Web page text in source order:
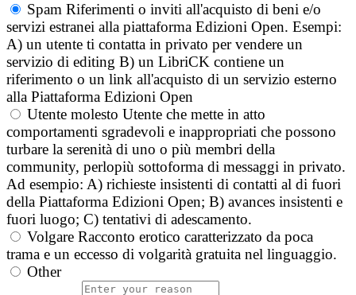
Spam Riferimenti o inviti all'acquisto di beni e/o
servizi estranei alla piattaforma Edizioni Open. Esempi:
A) un utente ti contatta in privato per vendere un
servizio di editing B) un LibriCK contiene un
riferimento o un link all'acquisto di un servizio esterno
alla Piattaforma Edizioni Open
Utente molesto Utente che mette in atto
comportamenti sgradevoli e inappropriati che possono
turbare la serenità di uno o più membri della
community, perlopiù sottoforma di messaggi in privato.
Ad esempio: A) richieste insistenti di contatti al di fuori
della Piattaforma Edizioni Open; B) avances insistenti e
fuori luogo; C) tentativi di adescamento.
Volgare Racconto erotico caratterizzato da poca
trama e un eccesso di volgarità gratuita nel linguaggio.
Other